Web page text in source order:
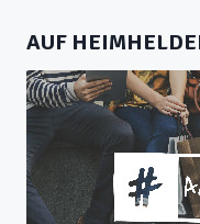
AUF